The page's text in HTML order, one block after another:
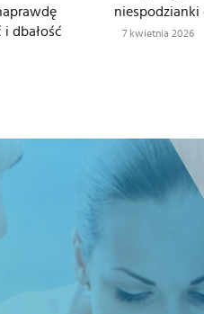
dbałość
niespodzianki
7 kwietnia 2026